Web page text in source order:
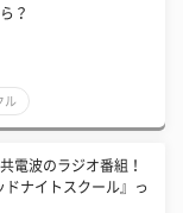
？
ル
電波のラジオ番組！
ドナイトスクール』っ